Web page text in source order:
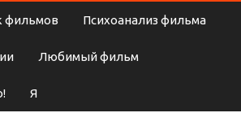
фильмов Психоанализ фильма
Любимый фильм
Я